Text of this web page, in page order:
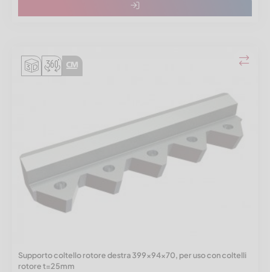
Supporto coltello rotore destra 399x94x70, per uso con coltelli
rotore t=25mm